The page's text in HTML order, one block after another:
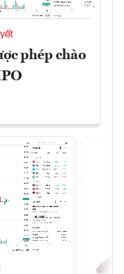
phép chào